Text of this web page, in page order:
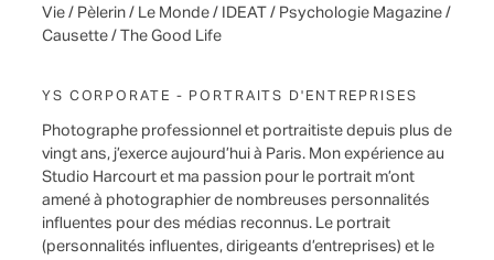
Vie / Pèlerin / Le Monde / IDEAT / Psychologie Magazine /
Causette / The Good Life
YS CORPORATE - PORTRAITS D'ENTREPRISES
Photographe professionnel et portraitiste depuis plus de
vingt ans, j’exerce aujourd’hui à Paris. Mon expérience au
Studio Harcourt et ma passion pour le portrait m’ont
amené à photographier de nombreuses personnalités
influentes pour des médias reconnus. Le portrait
(personnalités influentes, dirigeants d’entreprises) et le